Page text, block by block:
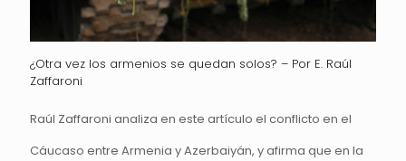
¿Otra vez los armenios se quedan solos? – Por E. Raúl
Zaffaroni
Raúl Zaffaroni analiza en este artículo el conflicto en el
Cáucaso entre Armenia y Azerbaiyán, y afirma que en la